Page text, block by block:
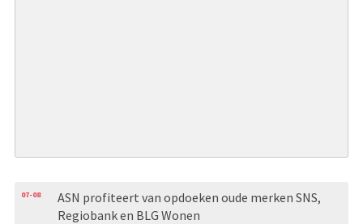
07-08
ASN profiteert van opdoeken oude merken SNS,
Regiobank en BLG Wonen